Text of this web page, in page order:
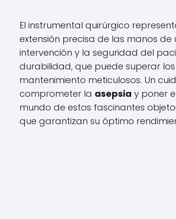
El instrumental quirúrgico
extensión precisa de las manos de
intervención y la seguridad del
durabilidad, que puede superar
mantenimiento meticulosos. Un
comprometer la asepsia y poner
mundo de estos fascinantes
que garantizan su óptimo